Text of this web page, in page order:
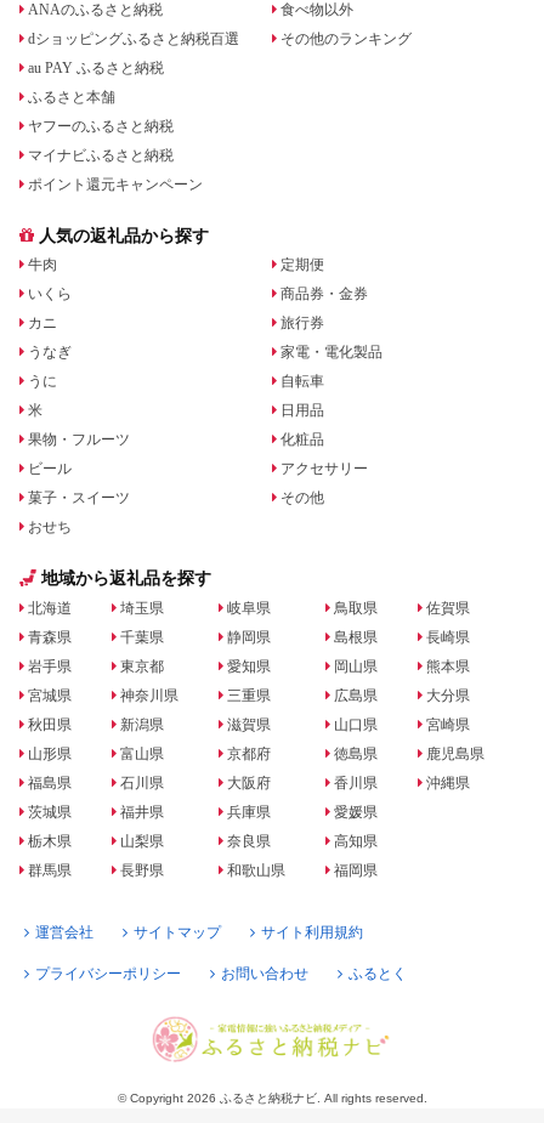
ANAのふるさと納税
dショッピングふるさと納税百選
au PAY ふるさと納税
ふるさと本舗
ヤフーのふるさと納税
マイナビふるさと納税
ポイント還元キャンペーン
食べ物以外
その他のランキング
人気の返礼品から探す
牛肉
いくら
カニ
うなぎ
うに
米
果物・フルーツ
ビール
菓子・スイーツ
おせち
定期便
商品券・金券
旅行券
家電・電化製品
自転車
日用品
化粧品
アクセサリー
その他
地域から返礼品を探す
北海道
青森県
岩手県
宮城県
秋田県
山形県
福島県
茨城県
栃木県
群馬県
埼玉県
千葉県
東京都
神奈川県
新潟県
富山県
石川県
福井県
山梨県
長野県
岐阜県
静岡県
愛知県
三重県
滋賀県
京都府
大阪府
兵庫県
奈良県
和歌山県
鳥取県
島根県
岡山県
広島県
山口県
徳島県
香川県
愛媛県
高知県
福岡県
佐賀県
長崎県
熊本県
大分県
宮崎県
鹿児島県
沖縄県
運営会社 サイトマップ サイト利用規約
プライバシーポリシー お問い合わせ ふるとく
© Copyright 2026 ふるさと納税ナビ. All rights reserved.